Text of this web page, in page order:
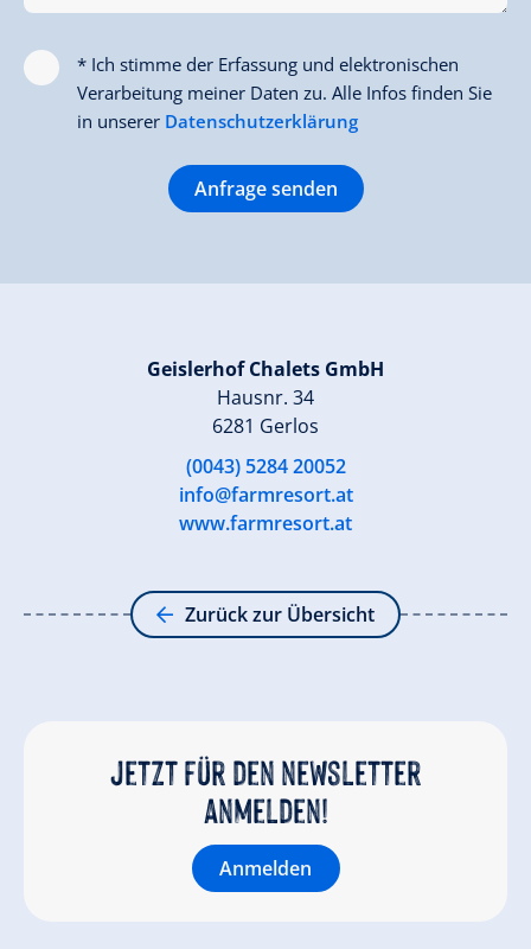
* Ich stimme der Erfassung und elektronischen
Verarbeitung meiner Daten zu. Alle Infos finden Sie
in unserer Datenschutzerklärung
Anfrage senden
Geislerhof Chalets GmbH
Hausnr. 34
6281 Gerlos
(0043) 5284 20052
info@farmresort.at
www.farmresort.at
Zurück zur Übersicht
Jetzt für den newsletter
anmelden!
Anmelden